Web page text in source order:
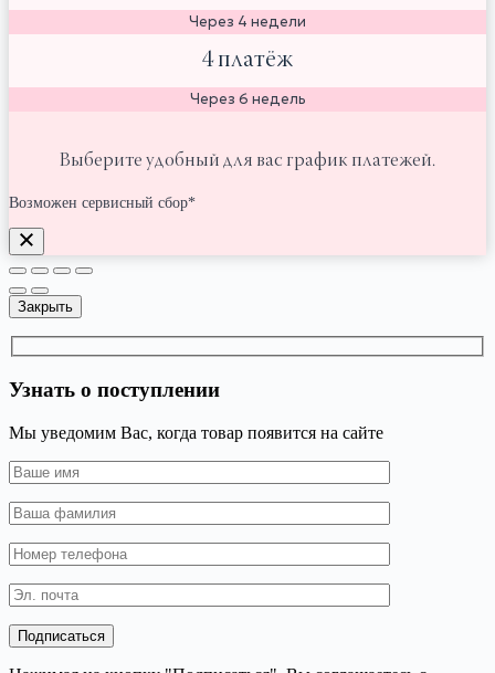
Через 4 недели
4 платёж
Через 6 недель
Выберите удобный для вас график платежей.
Возможен сервисный сбор*
Закрыть
Узнать о поступлении
Мы уведомим Вас, когда товар появится на сайте